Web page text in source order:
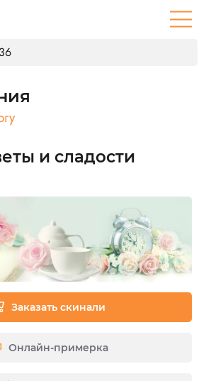
и сладости
Заказать скинали
Онлайн-примерка